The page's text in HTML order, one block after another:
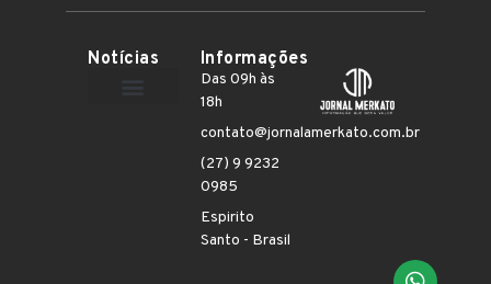
Notícias Informações
Das 09h às
18h
contato@jornalamerkato.com.br
(27) 9 9232
0985
Espirito
Santo - Brasil